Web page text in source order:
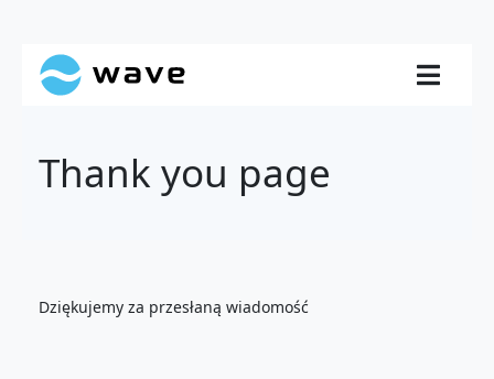
Thank you page
Dziękujemy za przesłaną wiadomość